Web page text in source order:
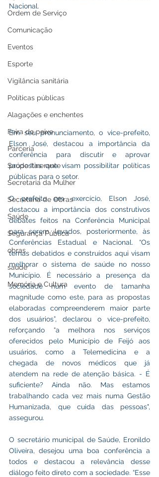
Ordem de Serviço
Comunicação
Eventos
Esporte
Vigilância sanitária
Políticas públicas
Alagações e enchentes
Feira do peixe
Parceria
Saúde Itinerante
Secretaria da Mulher
Secretaria de Obras
Saúde
Segurança Pública
obras
saude
Memória e Cultura
Nacional.
Em seu pronunciamento, o vice-prefeito,
Elson José, destacou a importância da
conferência para discutir e aprovar
propostas que visam possibilitar políticas
públicas para o setor.
O prefeito em exercício, Elson José,
destacou a importância dos construtivos
debates feitos na Conferência Municipal
para serem levados, posteriormente, às
Conferências Estadual e Nacional. “Os
temas debatidos e construídos aqui visam
melhorar o sistema de saúde no nosso
Município. É necessário a presença da
sociedade num evento de tamanha
magnitude como este, para as propostas
elaboradas compreenderem maior parte
dos usuários”, declarou o vice-prefeito,
reforçando “a melhora nos serviços
oferecidos pelo Município de Feijó aos
usuários, como a Telemedicina e a
chegada de novos médicos que já
atendem na rede de atenção básica. - É
suficiente? Ainda não. Mas estamos
trabalhando cada vez mais numa Gestão
Humanizada, que cuida das pessoas",
assegurou.
O secretário municipal de Saúde, Eronildo
Oliveira, desejou uma boa conferência a
todos e destacou a relevância desse
diálogo feito direto com a sociedade. “Esse